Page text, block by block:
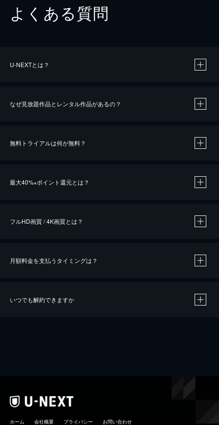
よくある質問
U-NEXTとは？
なぜ見放題作品とレンタル作品があるの？
無料トライアルは何が無料？
最大40%※ポイント還元とは？
※40％ポイント還元の対象は、クレジットカード決済による作品の購入 / レンタルです。
iOSアプリのUコイン決済による作品の購入 / レンタルは、20％のポイント還元です。
フルHD画質 / 4K画質とは？
月額料金を支払うタイミングは？
いつでも解約できますか
ホーム 会社概要 プライバシー お問い合わせ